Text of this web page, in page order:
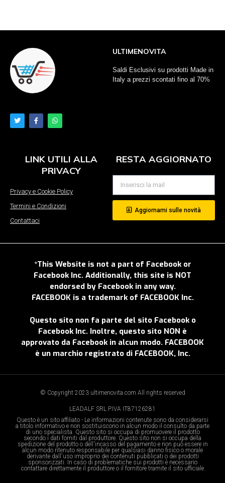
ULTIMENOVITA
Saldi Esclusivi su prodotti Made in
Italy a prezzi scontati fino al 70%
LINK UTILI ALLA
PRIVACY
Privacy e Cookie Policy
Termini e Condizioni
Contattaci
RESTA AGGIORNATO
Aggiornami sulle novità
*This Website is not a part of Facebook or
Facebook Inc. Additionally, this site is NOT
endorsed by Facebook in any way.
FACEBOOK is a trademark of FACEBOOK Inc.
Questo sito non fa parte del sito Facebook o
Facebook Inc. Inoltre, questo sito NON è
approvato da Facebook in alcun modo. FACEBOOK
è un marchio registrato di FACEBOOK, Inc.
© Copyright 2023 ultimenovita.com All rights reserved
LEADALF SRL P.IVA IT87126281
Questo è un sito affiliato - Le informazioni contenute sono da considerarsi
a titolo informativo e non sostituiscono in alcun modo il consulto da parte
di uno specialista. Questo sito si occupa di promuovere il prodotto
secondo i dati forniti dal produttore. Questo sito non si occupa della
spedizione del prodotto o dell'incasso del pagamento e non può essere in
alcun modo ritenuto responsabile per qualsiasi danno fisico o morale
derivante dall'uso improprio dei contenuti pubblicati o dei prodotti
sponsorizzati. In caso di problematiche sui prodotti è necessario
contattare direttamente il produttore o il fornitore tramite il sito ufficiale